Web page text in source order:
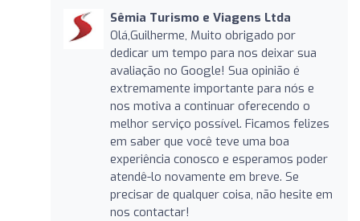
Sêmia Turismo e Viagens Ltda
Olá,Guilherme, Muito obrigado por
dedicar um tempo para nos deixar sua
avaliação no Google! Sua opinião é
extremamente importante para nós e
nos motiva a continuar oferecendo o
melhor serviço possível. Ficamos felizes
em saber que você teve uma boa
experiência conosco e esperamos poder
atendê-lo novamente em breve. Se
precisar de qualquer coisa, não hesite em
nos contactar!